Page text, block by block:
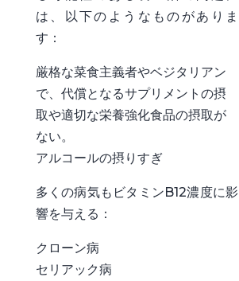
は、以下のようなものがありま
す：
厳格な菜食主義者やベジタリアン
で、代償となるサプリメントの摂
取や適切な栄養強化食品の摂取が
ない。
アルコールの摂りすぎ
多くの病気もビタミンB12濃度に影
響を与える：
クローン病
セリアック病